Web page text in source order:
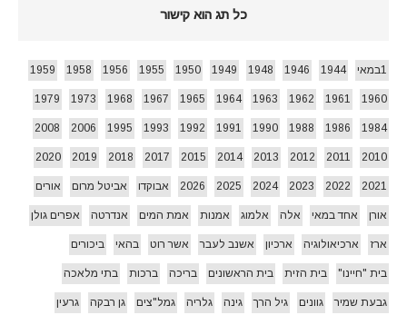
כל תג הוא קישור
1במאי 1944
1946
1948
1949
1950
1955
1956
1958
1959
1960
1961
1962
1963
1964
1965
1967
1968
1973
1979
1984
1986
1988
1990
1991
1992
1993
1995
2006
2008
2010
2011
2012
2013
2014
2015
2017
2018
2019
2020
2021
2022
2023
2024
2025
2026 אבוקדו אביטל מרום אורים
אורן אחד במאי אלה אלמוג אמנות אמת המים אנדרטה אפרים גולן
ארז ארכיאולוגיה ארכיון אשנב לעבר אשר רוט בהאי ביכורים
בית "חיינו" בית הזית בית הראשונים בריכה ברכות בתי מלאכה
גבעת שמיר גוונים גיל הרך גינה גלריה גמל"צים גן רבקה גרעין